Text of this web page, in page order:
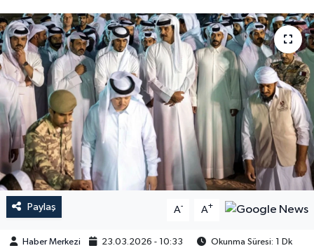
Paylaş A- A+
Haber Merkezi 23.03.2026 - 10:33 Okunma Süresi: 1 Dk